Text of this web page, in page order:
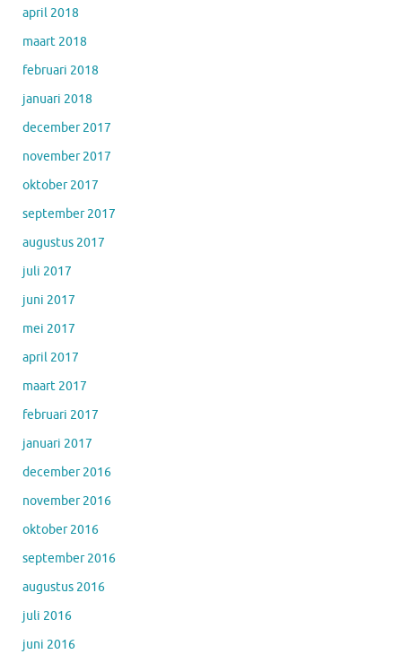
april 2018
maart 2018
februari 2018
januari 2018
december 2017
november 2017
oktober 2017
september 2017
augustus 2017
juli 2017
juni 2017
mei 2017
april 2017
maart 2017
februari 2017
januari 2017
december 2016
november 2016
oktober 2016
september 2016
augustus 2016
juli 2016
juni 2016